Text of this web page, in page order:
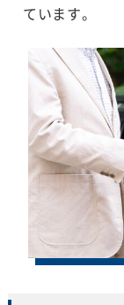
ています。